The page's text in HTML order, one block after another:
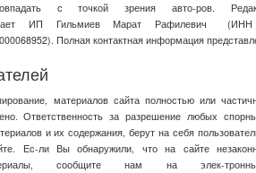
с точкой зрения авто-ров.
ИП Гильмиев Марат Рафилевич
(ИНН
Полная контактная информация
материалов сайта полностью или
Ответственность за разрешение любых
и их содержания, берут на себя
Ес-ли Вы обнаружили, что на сайте
сообщите нам на элек-